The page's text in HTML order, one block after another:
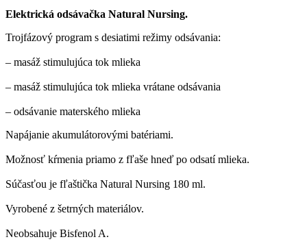
Elektrická odsávačka Natural Nursing.
Trojfázový program s desiatimi režimy odsávania:
– masáž stimulujúca tok mlieka
– masáž stimulujúca tok mlieka vrátane odsávania
– odsávanie materského mlieka
Napájanie akumulátorovými batériami.
Možnosť kŕmenia priamo z fľaše hneď po odsatí mlieka.
Súčasťou je fľaštička Natural Nursing 180 ml.
Vyrobené z šetrných materiálov.
Neobsahuje Bisfenol A.